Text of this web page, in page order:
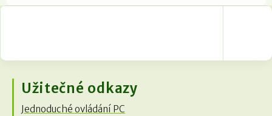
Užitečné odkazy
Jednoduché ovládání PC